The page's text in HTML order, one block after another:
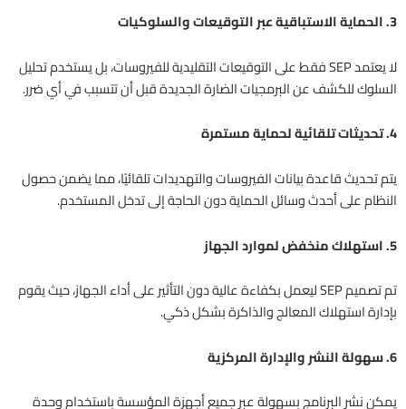
3. الحماية الاستباقية عبر التوقيعات والسلوكيات
لا يعتمد SEP فقط على التوقيعات التقليدية للفيروسات، بل يستخدم تحليل
السلوك للكشف عن البرمجيات الضارة الجديدة قبل أن تتسبب في أي ضرر.
4. تحديثات تلقائية لحماية مستمرة
يتم تحديث قاعدة بيانات الفيروسات والتهديدات تلقائيًا، مما يضمن حصول
النظام على أحدث وسائل الحماية دون الحاجة إلى تدخل المستخدم.
5. استهلاك منخفض لموارد الجهاز
تم تصميم SEP ليعمل بكفاءة عالية دون التأثير على أداء الجهاز، حيث يقوم
بإدارة استهلاك المعالج والذاكرة بشكل ذكي.
6. سهولة النشر والإدارة المركزية
يمكن نشر البرنامج بسهولة عبر جميع أجهزة المؤسسة باستخدام وحدة